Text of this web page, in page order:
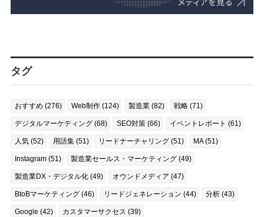
タグ
おすすめ (276) Web制作 (124) 製造業 (82) 戦略 (71)
デジタルマーケティング (68) SEO対策 (66) イベントレポート (61)
人気 (52) 用語集 (51) リードナーチャリング (51) MA (51)
Instagram (51) 製造業セールス・マーケティング (49)
製造業DX・デジタル化 (49) オウンドメディア (47)
BtoBマーケティング (46) リードジェネレーション (44) 分析 (43)
Google (42) カスタマーサクセス (39)